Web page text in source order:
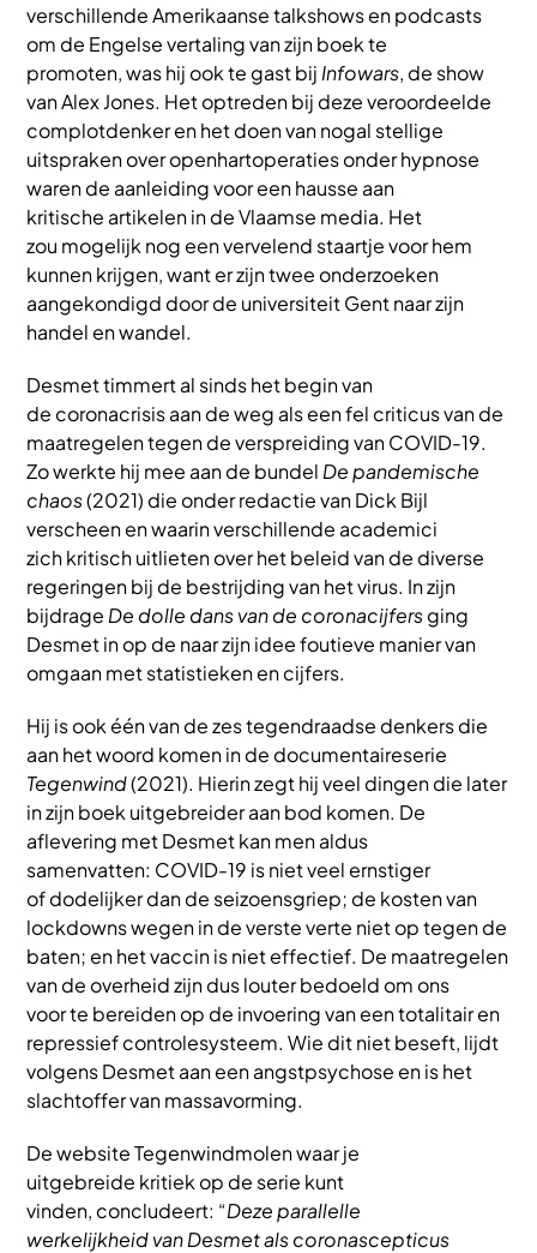
verschillende Amerikaanse talkshows en podcasts
om de Engelse vertaling van zijn boek te
promoten, was hij ook te gast bij Infowars, de show
van Alex Jones. Het optreden bij deze veroordeelde
complotdenker en het doen van nogal stellige
uitspraken over openhartoperaties onder hypnose
waren de aanleiding voor een hausse aan
kritische artikelen in de Vlaamse media. Het
zou mogelijk nog een vervelend staartje voor hem
kunnen krijgen, want er zijn twee onderzoeken
aangekondigd door de universiteit Gent naar zijn
handel en wandel.
Desmet timmert al sinds het begin van
de coronacrisis aan de weg als een fel criticus van de
maatregelen tegen de verspreiding van COVID-19.
Zo werkte hij mee aan de bundel De pandemische
chaos(2021) die onder redactie van Dick Bijl
verscheen en waarin verschillende academici
zich kritisch uitlieten over het beleid van de diverse
regeringen bij de bestrijding van het virus. In zijn
bijdrage De dolle dans van de coronacijfersging
Desmet in op de naar zijn idee foutieve manier van
omgaan met statistieken en cijfers.
Hij is ook één van de zes tegendraadse denkers die
aan het woord komen in de documentaireserie
Tegenwind(2021). Hierin zegt hij veel dingen die later
in zijn boek uitgebreider aan bod komen. De
aflevering met Desmet kan men aldus
samenvatten: COVID-19 is niet veel ernstiger
of dodelijker dan de seizoensgriep; de kosten van
lockdowns wegen in de verste verte niet op tegen de
baten; en het vaccin is niet effectief. De maatregelen
van de overheid zijn dus louter bedoeld om ons
voor te bereiden op de invoering van een totalitair en
repressief controlesysteem. Wie dit niet beseft, lijdt
volgens Desmet aan een angstpsychose en is het
slachtoffer van massavorming.
De website Tegenwindmolen waar je
uitgebreide kritiek op de serie kunt
vinden, concludeert: “Deze parallelle
werkelijkheid van Desmet als coronascepticus